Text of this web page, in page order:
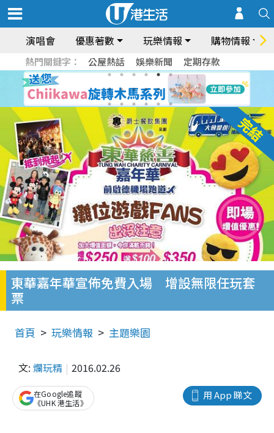
演唱會 優惠著數 玩樂情報 購物情報
熱門關鍵字： 公屋熱話 娛樂新聞 定期存款
東華嘉年華宣佈免費入場 增設無限任玩套
票
首頁 玩樂情報 主題樂園
文: 爛玩精 2016.02.26
用 App 睇文
在Google追蹤
《UHK 港生活》